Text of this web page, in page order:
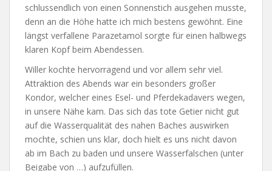
schlussendlich von einen Sonnenstich ausgehen musste,
denn an die Höhe hatte ich mich bestens gewöhnt. Eine
längst verfallene Parazetamol sorgte für einen halbwegs
klaren Kopf beim Abendessen.
Willer kochte hervorragend und vor allem sehr viel.
Attraktion des Abends war ein besonders großer
Kondor, welcher eines Esel- und Pferdekadavers wegen,
in unsere Nähe kam. Das sich das tote Getier nicht gut
auf die Wasserqualität des nahen Baches auswirken
mochte, schien uns klar, doch hielt es uns nicht davon
ab im Bach zu baden und unsere Wasserfalschen (unter
Beigabe von …) aufzufüllen.